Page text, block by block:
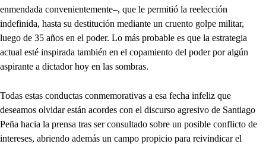
enmendada convenientemente–, que le permitió la reelección
indefinida, hasta su destitución mediante un cruento golpe militar,
luego de 35 años en el poder. Lo más probable es que la estrategia
actual esté inspirada también en el copamiento del poder por algún
aspirante a dictador hoy en las sombras.
Todas estas conductas conmemorativas a esa fecha infeliz que
deseamos olvidar están acordes con el discurso agresivo de Santiago
Peña hacia la prensa tras ser consultado sobre un posible conflicto de
intereses, abriendo además un campo propicio para reivindicar el